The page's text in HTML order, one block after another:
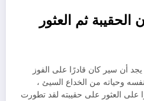
ثم العثور
أن سير كان قادرًا على الفوز
وحياته من الخداع السيئ ،
على العثور على حقيبته لقد تطورت